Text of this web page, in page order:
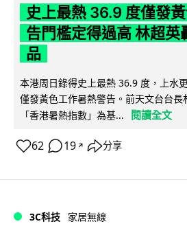
史上最熱 36.9 度僅發
告門檻定得過高 林超英
品
本港周日錄得史上最熱 36.9 度，上水
僅發黃色工作暑熱警告。前天文台台長
「香港暑熱指數」為基...
閱讀全文
62 19 ↗ 分享
3C科技 家居無線